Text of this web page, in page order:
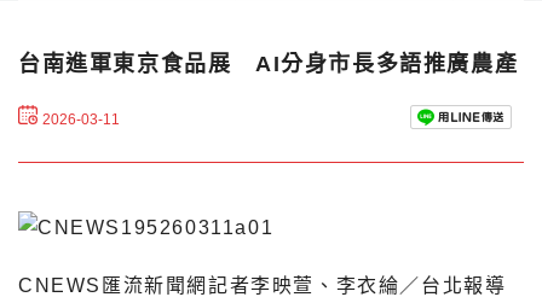
台南進軍東京食品展 AI分身市長多語推廣農產
2026-03-11
CNEWS匯流新聞網記者李映萱、李衣綸／台北報導